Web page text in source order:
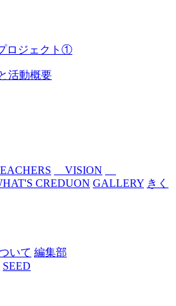
ロジェクト①
活動概要
VISION
CREDUON GALLERY きく
いて 編集部
SEED